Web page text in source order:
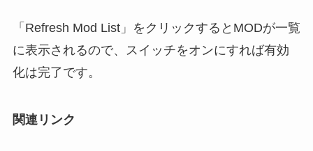
「Refresh Mod List」をクリックするとMODが一覧
に表示されるので、スイッチをオンにすれば有効
化は完了です。
関連リンク